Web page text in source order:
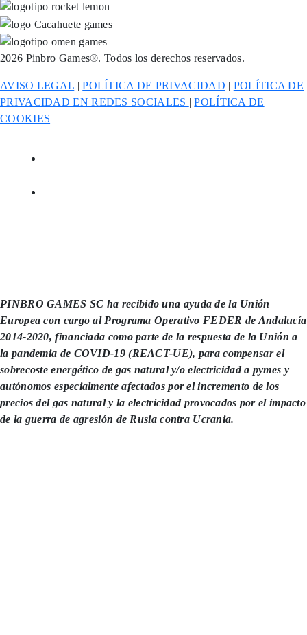
2026 Pinbro Games®. Todos los derechos reservados.
AVISO LEGAL |POLÍTICA DE PRIVACIDAD | POLÍTICA DE
PRIVACIDAD EN REDES SOCIALES |POLÍTICA DE
COOKIES
PINBRO GAMES SC ha recibido una ayuda de la Unión
Europea con cargo al Programa Operativo FEDER de Andalucía
2014-2020, financiada como parte de la respuesta de la Unión a
la pandemia de COVID-19 (REACT-UE), para compensar el
sobrecoste energético de gas natural y/o electricidad a pymes y
autónomos especialmente afectados por el incremento de los
precios del gas natural y la electricidad provocados por el impacto
de la guerra de agresión de Rusia contra Ucrania.